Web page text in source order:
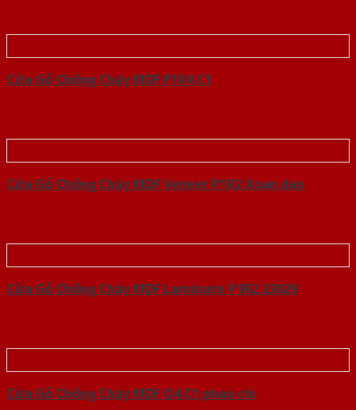
Cửa Gỗ Chống Cháy MDF P1R4 C1
Cửa Gỗ Chống Cháy MDF Veneer P1R2 Xoan dao
Cửa Gỗ Chống Cháy MDF Laminate P1R2 23029
Cửa Gỗ Chống Cháy MDF O4 C1 phao chi